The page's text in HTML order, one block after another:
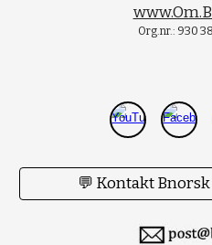
Org.nr.: 930
💬 Kontakt Bnorsk